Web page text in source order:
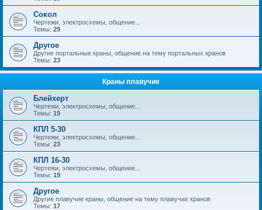
Сокол
Чертежи, электросхемы, общение...
Темы: 29
Другое
Другие портальные краны, общение на тему портальных кранов
Темы: 23
Краны плавучие
Блейхерт
Чертежи, электросхемы, общение...
Темы: 19
КПЛ 5-30
Чертежи, электросхемы, общение...
Темы: 23
КПЛ 16-30
Чертежи, электросхемы, общение...
Темы: 19
Другое
Другие плавучие краны, общение на тему плавучих кранов
Темы: 17